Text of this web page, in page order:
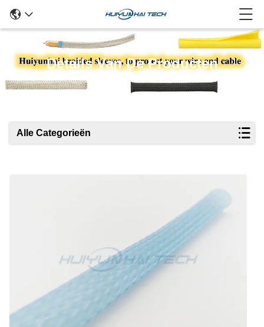
Details Van De Producten
Alle Categorieën